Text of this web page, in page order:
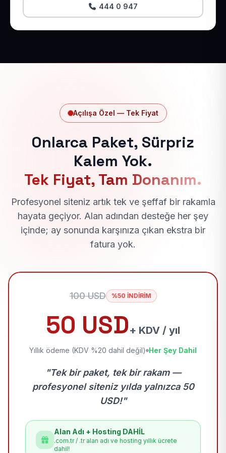
444 0 947
Açılışa Özel — Tek Fiyat
Onlarca Paket, Sürpriz
Kalem Yok.
Tek Fiyat, Tam Donanım.
Profesyonel siteniz artık tek ve şeffaf bir rakamla
hayata geçiyor. Alan adından desteğe her şey
içinde; ay sonunda karşınıza çıkan ekstra bir
fatura yok.
100 USD %50 İNDİRİM
50 USD+ KDV / yıl
Yıllık ödeme (KDV %20 dahil değil) Her Şey Dahil
"Tek bir paket, tek bir rakam —
profesyonel siteniz yılda yalnızca 50
USD!"
Alan Adı + Hosting DAHİL
.com.tr / .tr alan adı ve hosting yıllık ücrete
dahil!